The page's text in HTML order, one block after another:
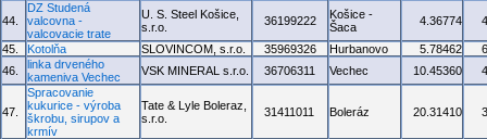
44.
DZ Studená
valcovna -
valcovacie trate
U. S. Steel Košice,
s.r.o.
36199222
Košice -
Šaca
4.36774
45. Kotolňa SLOVINCOM, s.r.o. 35969326 Hurbanovo 5.78462
46.
linka drveného
kameniva Vechec
VSK MINERAL s.r.o. 36706311 Vechec 10.45360
47.
Spracovanie
kukurice - výroba
škrobu, sirupov a
krmív
Tate & Lyle Boleraz,
s.r.o.
31411011 Boleráz 20.31410